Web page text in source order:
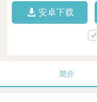
安卓下载
简介